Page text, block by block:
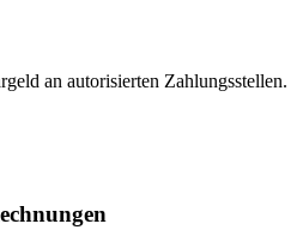
an autorisierten Zahlungsstellen.